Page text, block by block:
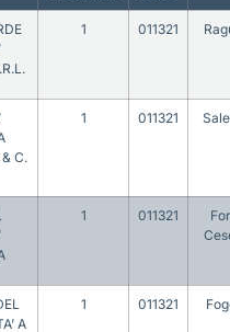
1 011321
C.
1 011321
1 011321
A
1 011321